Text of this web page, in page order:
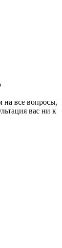
на все вопросы,
вас ни к